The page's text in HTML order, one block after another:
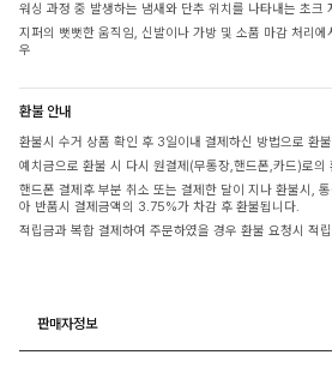
워싱 과정 중 발생하는 냄새와 단추 위치를 나타내는 초크
지퍼의 뻣뻣한 움직임, 신발이나 가방 및 소품 마감 처리
우
환불 안내
환불시 수거 상품 확인 후 3일이내 결제하신 방법으로 환
예치금으로 환불 시 다시 원결제(무통장,핸드폰,카드)로의
핸드폰 결제후 부분 취소 또는 결제한 달이 지나 환불시,
아 반품시 결제금액의 3.75%가 차감 후 환불됩니다.
적립금과 복합 결제하여 주문하였을 경우 환불 요청시 적
판매자정보